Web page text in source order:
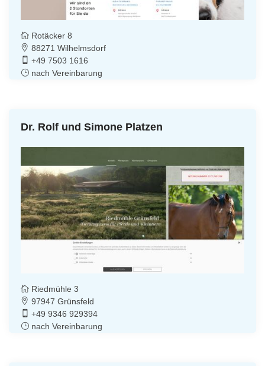
Rotäcker 8
88271 Wilhelmsdorf
+49 7503 1616
nach Vereinbarung
Dr. Rolf und Simone Platzen
Riedmühle 3
97947 Grünsfeld
+49 9346 929394
nach Vereinbarung